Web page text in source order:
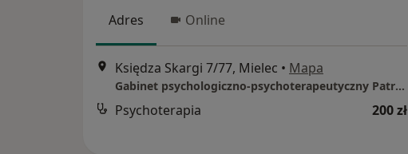
Adres Online
Księdza Skargi 7/77, Mielec • Mapa
Gabinet psychologiczno-psychoterapeutyczny Patrycja Szatan
Psychoterapia 200 zł